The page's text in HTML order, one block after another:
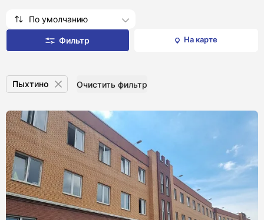
По умолчанию
На карте
Фильтр
Пыхтино Очистить фильтр